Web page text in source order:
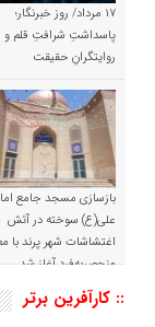
۱۷ مرداد/ روز خبرنگار؛
پاسداشتِ شرافتِ قلم و
روایتگرانِ حقیقت
بازسازی مسجد جامع
علی(ع) سوخته در آتش
اغتشاشات شهر پرند با
منحصربه‌فرد آغاز شد
:: کارآفرین برتر